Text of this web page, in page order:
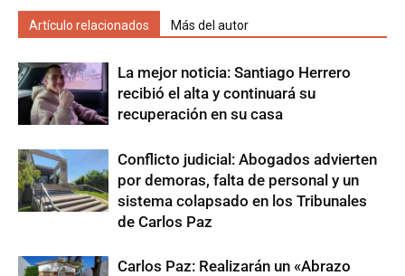
Artículo relacionados Más del autor
La mejor noticia: Santiago Herrero
recibió el alta y continuará su
recuperación en su casa
Conflicto judicial: Abogados advierten
por demoras, falta de personal y un
sistema colapsado en los Tribunales
de Carlos Paz
Carlos Paz: Realizarán un «Abrazo